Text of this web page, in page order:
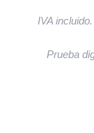
IVA
Prueba